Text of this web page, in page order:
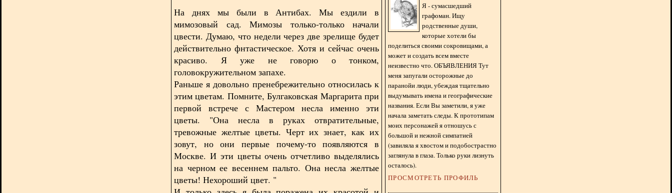
На днях мы были в Антибах. Мы ездили в
мимозовый сад. Мимозы только-только начали
цвести. Думаю, что недели через две зрелище будет
действительно фнтастическое. Хотя и сейчас очень
красиво. Я уже не говорю о тонком,
головокружительном запахе.
Раньше я довольно пренебрежительно относилась к
этим цветам. Помните, Булгаковская Маргарита при
первой встрече с Мастером несла именно эти
цветы. "Она несла в руках отвратительные,
тревожные желтые цветы. Черт их знает, как их
зовут, но они первые почему-то появляются в
Москве. И эти цветы очень отчетливо выделялись
на черном ее весеннем пальто. Она несла желтые
цветы! Нехороший цвет. "
Я - сумасшедший
графоман. Ищу
родственные души,
которые хотели бы
поделиться своими сокровищами, а
может и создать всем вместе
неизвестно что. ОБЪЯВЛЕНИЯ Тут
меня запугали осторожные до
паранойи люди, убеждая тщательно
выдумывать имена и географические
названия. Если Вы заметили, я уже
начала заметать следы. К прототипам
моих персонажей я отношусь с
большой и нежной симпатией
(завиляла я хвостом и подобострастно
заглянула в глаза. Только руки лизнуть
осталось).
ПРОСМОТРЕТЬ ПРОФИЛЬ